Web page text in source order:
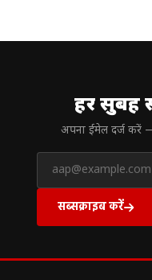
हर सुबह
अपना ईमेल दर्ज करें
सब्सक्राइब करें